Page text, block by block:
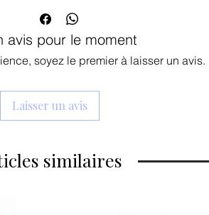
aminés et minéraux qui nourrit,
fatiguées.
Technologie Reedle Shot 100 :
aiguilles pour une utilisation
vos soins appliqués ensuite.
redéfinit les contours du visage.
avis pour le moment
soyez le premier à laisser un avis.
Laisser un avis
similaires